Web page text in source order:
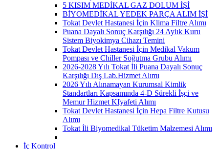
5 KISIM MEDİKAL GAZ DOLUM İŞİ
BİYOMEDİKAL YEDEK PARÇA ALIM İŞİ
Tokat Devlet Hastanesi İçin Klima Filtre Alımı
Puana Dayalı Sonuç Karşılığı 24 Aylık Kuru
Sistem Biyokimya Cihazı Temini
Tokat Devlet Hastanesi İçin Medikal Vakum
Pompası ve Chiller Soğutma Grubu Alımı
2026-2028 Yılı Tokat İli Puana Dayalı Sonuç
Karşılığı Dış Lab.Hizmet Alımı
2026 Yılı Alınamayan Kurumsal Kimlik
Standartları Kapsamında 4-D Sürekli İşçi ve
Memur Hizmet KIyafeti Alımı
Tokat Devlet Hastanesi İçin Hepa Filtre Kutusu
Alımı
Tokat İli Biyomedikal Tüketim Malzemesi Alımı
İç Kontrol